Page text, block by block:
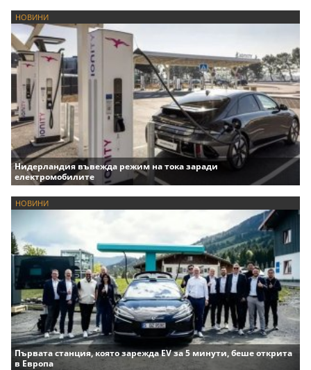
НОВИНИ
Нидерландия въвежда режим на тока заради
електромобилите
НОВИНИ
Първата станция, която зарежда EV за 5 минути, беше открита
в Европа